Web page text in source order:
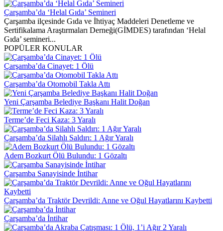
Çarşamba’da ‘Helal Gıda’ Semineri
Çarşamba ilçesinde Gıda ve İhtiyaç Maddeleri Denetleme ve
Sertifikalama Araştırmaları Derneği(GİMDES) tarafından ‘Helal
Gıda’ semineri...
POPÜLER KONULAR
Çarşamba’da Cinayet: 1 Ölü
Çarşamba’da Otomobil Takla Attı
Yeni Çarşamba Belediye Başkanı Halit Doğan
Terme’de Feci Kaza: 3 Yaralı
Çarşamba’da Silahlı Saldırı: 1 Ağır Yaralı
Adem Bozkurt Ölü Bulundu: 1 Gözaltı
Çarşamba Sanayisinde İntihar
Çarşamba’da Traktör Devrildi: Anne ve Oğul Hayatlarını Kaybetti
Çarşamba’da İntihar